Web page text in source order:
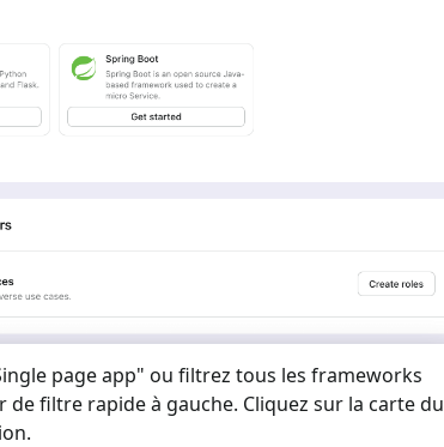
page app" ou filtrez tous les frameworks
filtre rapide à gauche. Cliquez sur la carte du